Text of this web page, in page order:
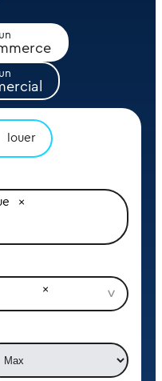
louer